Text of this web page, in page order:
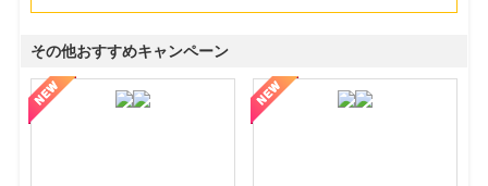
その他おすすめキャンペーン